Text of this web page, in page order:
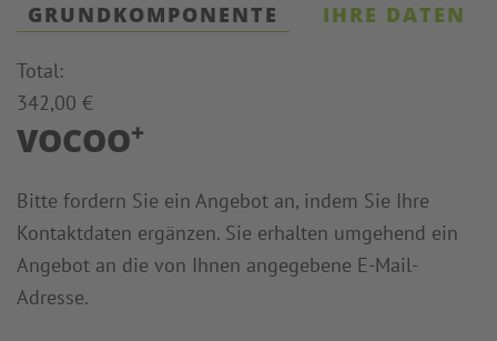
GRUNDKOMPONENTE IHRE DATEN
Total:
342,00 €
VOCOO+
Bitte fordern Sie ein Angebot an, indem Sie Ihre
Kontaktdaten ergänzen. Sie erhalten umgehend ein
Angebot an die von Ihnen angegebene E-Mail-
Adresse.